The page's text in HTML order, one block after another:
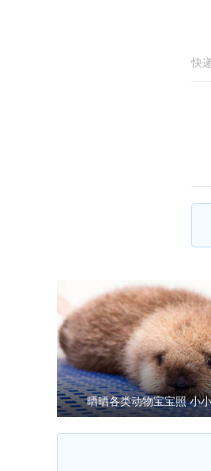
快
晒晒各类动物宝宝照 小